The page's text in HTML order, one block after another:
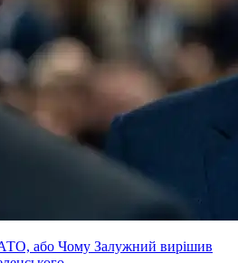
або Чому Залужний вирішив